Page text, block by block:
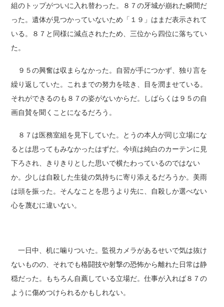
組のトップがついに入れ替わった。８７の牙城が崩れた瞬間だ
った。遺体が見つかっていないため「１９」はまだ表示されて
いる。８７と同様に減点されたため、三位から四位に落ちてい
た。
９５の興奮は収まらなかった。自習が手につかず、独り言を
繰り返していた。これまでの努力を呟き、目を潤ませている。
それができるのも８７の姿がないからだ。しばらくは９５の自
画自賛を聞くことになるだろう。
８７は医務室組を見下していた。とうの本人が同じ立場にな
るとは思ってもみなかったはずだ。今頃は純白のカーテンに見
下ろされ、きりきりとした思いで横たわっているのではない
か。少しは自殺した生徒の気持ちに寄り添えるだろうか。美雨
は頭を振った。そんなことを思うより先に、自殺しか選べない
心を蔑むに違いない。
一日中、机に噛りついた。監視カメラがあるせいで気は抜け
ないものの、それでも格闘技や射撃の恐怖から離れた日常は静
穏だった。もちろん自薦している立場だ。仕事が入れば８７の
ように傷めつけられるかもしれない。